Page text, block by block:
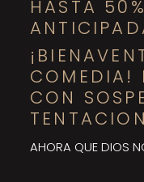
HASTA
COMEDIA!
CON
AHORA QUE DIOS